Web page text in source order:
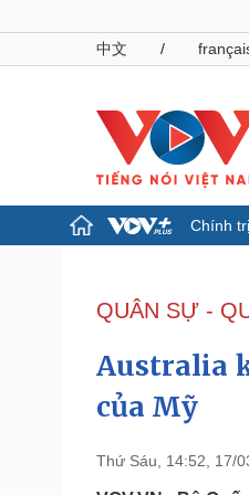
中文
/
Chính trị
Đảng
Tổ chức nhân sự
Nhận diện sự thật
Pháp luật
QUÂN SỰ -
Australia
của Mỹ
Thứ Sáu, 14:52, 17/